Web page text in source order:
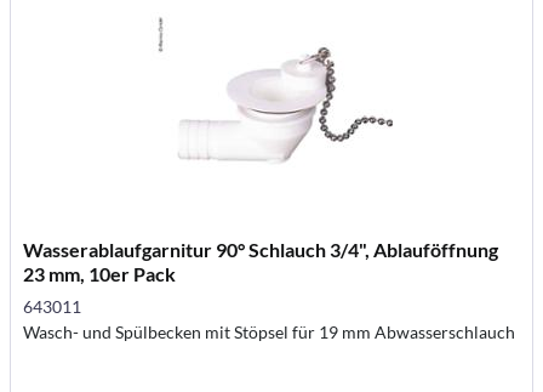
Wasserablaufgarnitur 90° Schlauch 3/4", Ablauföffnung
23 mm, 10er Pack
643011
Wasch- und Spülbecken mit Stöpsel für 19 mm Abwasserschlauch